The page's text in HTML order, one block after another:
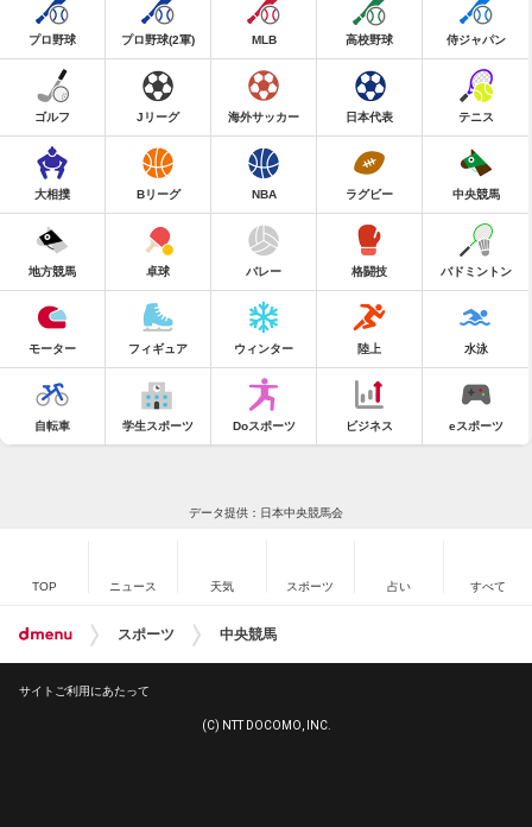
プロ野球 プロ野球(2軍) MLB 高校野球 侍ジャパン
ゴルフ Jリーグ 海外サッカー 日本代表 テニス
大相撲 Bリーグ NBA ラグビー 中央競馬
地方競馬 卓球 バレー 格闘技 バドミントン
モーター フィギュア ウィンター 陸上 水泳
自転車 学生スポーツ Doスポーツ ビジネス eスポーツ
データ提供：日本中央競馬会
TOP ニュース 天気 スポーツ 占い すべて
スポーツ 中央競馬
サイトご利用にあたって
(C) NTT DOCOMO, INC.